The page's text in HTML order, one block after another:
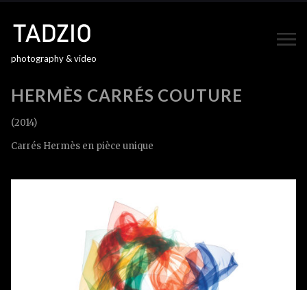
photography & video
HERMÈS CARRÉS COUTURE
(2014)
Carrés Hermès en pièce unique